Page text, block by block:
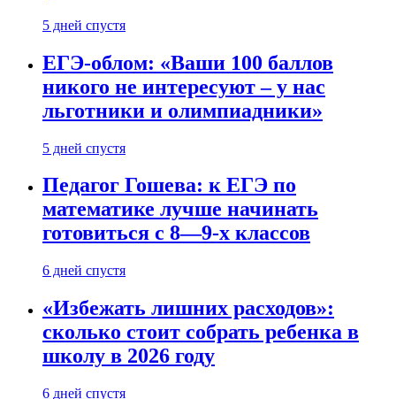
5 дней спустя
ЕГЭ-облом: «Ваши 100 баллов
никого не интересуют – у нас
льготники и олимпиадники»
5 дней спустя
Педагог Гошева: к ЕГЭ по
математике лучше начинать
готовиться с 8—9-х классов
6 дней спустя
«Избежать лишних расходов»:
сколько стоит собрать ребенка в
школу в 2026 году
6 дней спустя